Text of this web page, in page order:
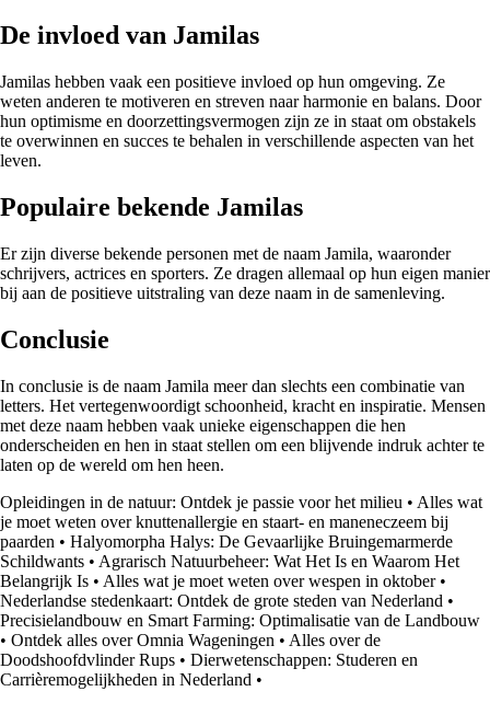
De invloed van Jamilas
Jamilas hebben vaak een positieve invloed op hun omgeving. Ze
weten anderen te motiveren en streven naar harmonie en balans. Door
hun optimisme en doorzettingsvermogen zijn ze in staat om obstakels
te overwinnen en succes te behalen in verschillende aspecten van het
leven.
Populaire bekende Jamilas
Er zijn diverse bekende personen met de naam Jamila, waaronder
schrijvers, actrices en sporters. Ze dragen allemaal op hun eigen manier
bij aan de positieve uitstraling van deze naam in de samenleving.
Conclusie
In conclusie is de naam Jamila meer dan slechts een combinatie van
letters. Het vertegenwoordigt schoonheid, kracht en inspiratie. Mensen
met deze naam hebben vaak unieke eigenschappen die hen
onderscheiden en hen in staat stellen om een blijvende indruk achter te
laten op de wereld om hen heen.
Opleidingen in de natuur: Ontdek je passie voor het milieu • Alles wat
je moet weten over knuttenallergie en staart- en maneneczeem bij
paarden • Halyomorpha Halys: De Gevaarlijke Bruingemarmerde
Schildwants • Agrarisch Natuurbeheer: Wat Het Is en Waarom Het
Belangrijk Is • Alles wat je moet weten over wespen in oktober•
Nederlandse stedenkaart: Ontdek de grote steden van Nederland •
Precisielandbouw en Smart Farming: Optimalisatie van de Landbouw
• Ontdek alles over Omnia Wageningen • Alles over de
Doodshoofdvlinder Rups • Dierwetenschappen: Studeren en
Carrièremogelijkheden in Nederland •